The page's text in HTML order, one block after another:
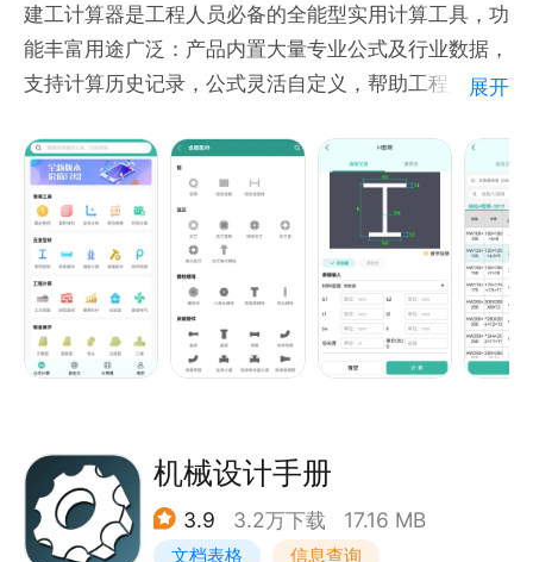
建工计算器是工程人员必备的全能型实用计算工具，功
能丰富用途广泛：产品内置大量专业公式及行业数据，
支持计算历史记录，公式灵活自定义，帮助工程人大幅
1、【公式计算】内置大量建筑行业各类专业公式，输
入参数瞬间可完成计算：
①公式类型多样化，基本覆盖行业所有工作需要，保
括造价、施工现场、桥架钣金，水电等
②计算结果多样化，满足多种场景结果输出诉求，保
括各种面积，体积，数量，价格，展开划线等
③查询数据多样化， 内置行业相关各类数据及图示参
求，提高个人效率：
①公式便捷简单，软件支持各种复杂函数以及数学逻
辑的编辑，满足百余种工作场景诉求
展开
机械设计手册
3.9 3.2万下载 17.16 MB
文档表格 信息查询